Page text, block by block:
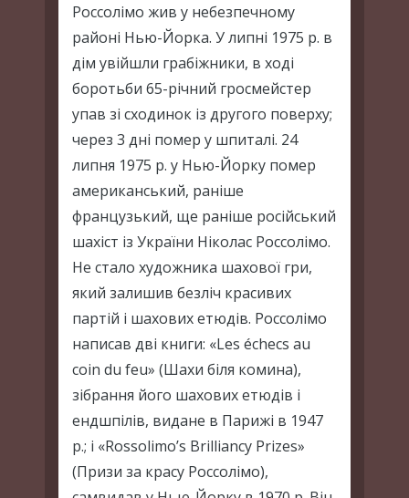
Россолімо жив у небезпечному
районі Нью-Йорка. У липні 1975 р. в
дім увійшли грабіжники, в ході
боротьби 65-річний гросмейстер
упав зі сходинок із другого поверху;
через 3 дні помер у шпиталі. 24
липня 1975 р. у Нью-Йорку помер
американський, раніше
французький, ще раніше російський
шахіст із України Ніколас Россолімо.
Не стало художника шахової гри,
який залишив безліч красивих
партій і шахових етюдів. Россолімо
написав дві книги: «Les échecs au
coin du feu» (Шахи біля комина),
зібрання його шахових етюдів і
ендшпілів, видане в Парижі в 1947
р.; і «Rossolimo’s Brilliancy Prizes»
(Призи за красу Россолімо),